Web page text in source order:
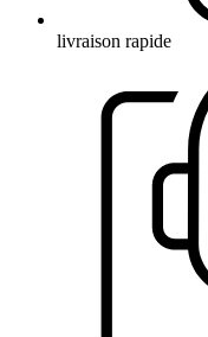
livraison rapide